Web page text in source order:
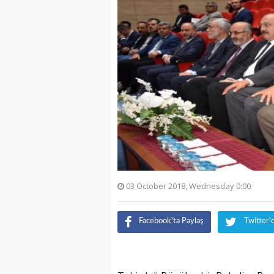
03 October 2018, Wednesday 0:00
Facebook'ta Paylaş